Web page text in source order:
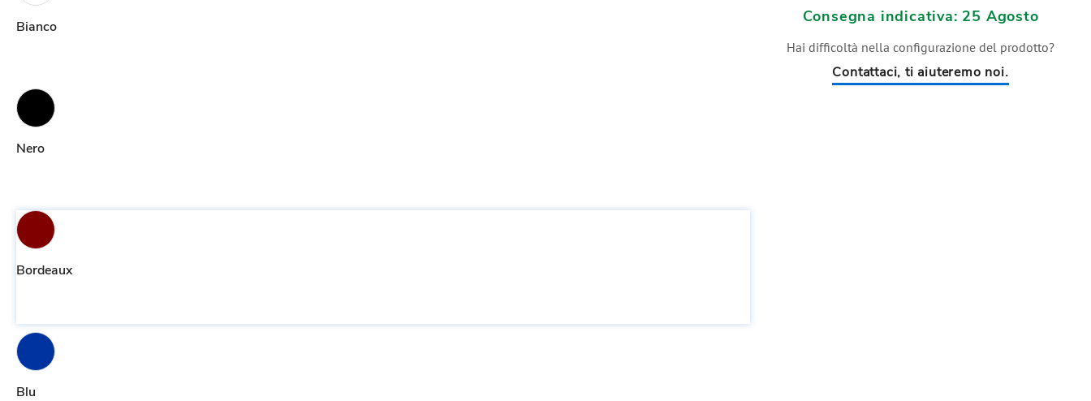
Bianco
Nero
Bordeaux
Blu
Consegna indicativa: 25 Agosto
Hai difficoltà nella configurazione del prodotto?
Contattaci, ti aiuteremo noi.